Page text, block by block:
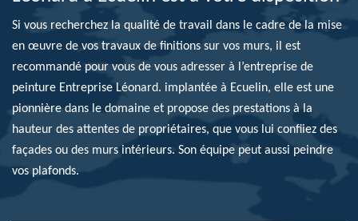
Si vous recherchez la qualité de travail dans le cadre de la mise
en œuvre de vos travaux de finitions sur vos murs, il est
recommandé pour vous de vous adresser à l’entreprise de
peinture Entreprise Léonard. implantée à Ecuelin, elle est une
pionnière dans le domaine et propose des prestations à la
hauteur des attentes de propriétaires, que vous lui confiiez des
façades ou des murs intérieurs. Son équipe peut aussi peindre
vos plafonds.